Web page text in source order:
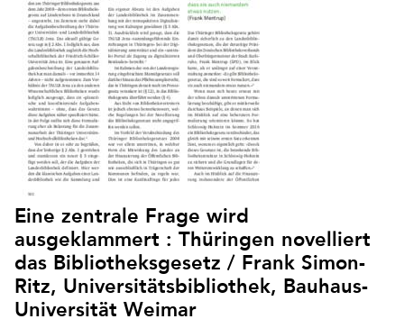
Eine zentrale Frage wird
ausgeklammert : Thüringen novelliert
das Bibliotheksgesetz / Frank Simon-
Ritz, Universitätsbibliothek, Bauhaus-
Universität Weimar